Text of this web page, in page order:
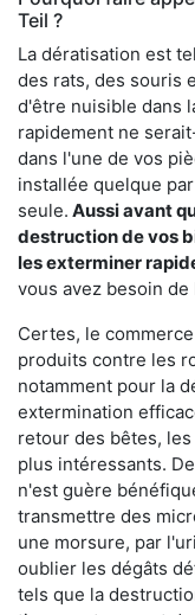
Teil ?
La dératisation est
des rats, des souris
d'être nuisible dans
rapidement ne
dans l'une de vos
installée quelque
seule. Aussi avant
destruction de vos
les exterminer
vous avez besoin
Certes, le
produits contre les
notamment pour la
extermination
retour des bêtes,
plus intéressants.
n'est guère
transmettre des
une morsure, par
oublier les dégâts
tels que la